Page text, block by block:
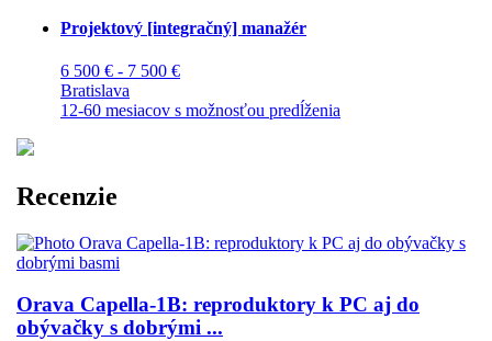
Projektový [integračný] manažér
6 500 € - 7 500 €
Bratislava
12-60 mesiacov s možnosťou predĺženia
Recenzie
Orava Capella-1B: reproduktory k PC aj do
obývačky s dobrými ...